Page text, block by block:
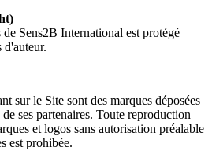
Sens2B International est protégé
d'auteur.
sur le Site sont des marques déposées
ses partenaires. Toute reproduction
et logos sans autorisation préalable
est prohibée.